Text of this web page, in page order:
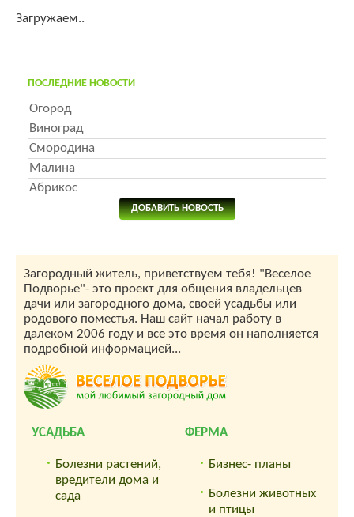
Загружаем..
ПОСЛЕДНИЕ НОВОСТИ
Огород
Виноград
Смородина
Малина
Абрикос
ДОБАВИТЬ НОВОСТЬ
Загородный житель, приветствуем тебя! "Веселое
Подворье"- это проект для общения владельцев
дачи или загородного дома, своей усадьбы или
родового поместья. Наш сайт начал работу в
далеком 2006 году и все это время он наполняется
подробной информацией...
УСАДЬБА
Болезни растений,
вредители дома и
сада
ФЕРМА
Бизнес- планы
Болезни животных
и птицы